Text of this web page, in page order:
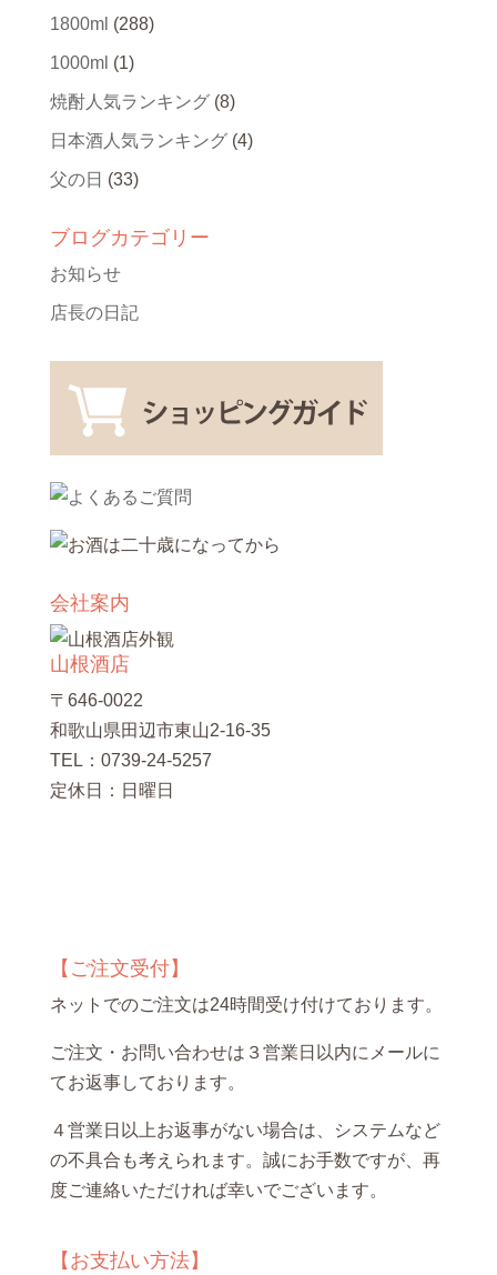
1800ml (288)
1000ml (1)
焼酎人気ランキング (8)
日本酒人気ランキング (4)
父の日 (33)
ブログカテゴリー
お知らせ
店長の日記
会社案内
山根酒店
〒646-0022
和歌山県田辺市東山2-16-35
TEL：0739-24-5257
定休日：日曜日
【ご注文受付】
ネットでのご注文は24時間受け付けております。
ご注文・お問い合わせは３営業日以内にメールに
てお返事しております。
４営業日以上お返事がない場合は、システムなど
の不具合も考えられます。誠にお手数ですが、再
度ご連絡いただければ幸いでございます。
【お支払い方法】